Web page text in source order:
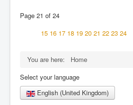
Page 21 of 24
15 16 17 18 19 20 21 22 23 24
You are here:
Home
Select your language
English (United Kingdom)